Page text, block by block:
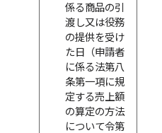
係る商品の引
渡し又は役務
の提供を受け
た日（申請者
に係る法第八
条第一項に規
定する売上額
の算定の方法
について令第